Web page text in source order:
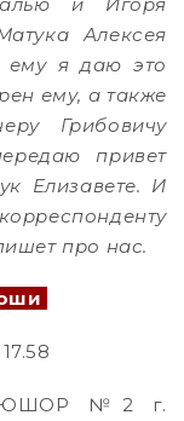
Алексея
ему я даю это
ему, а также
Грибовичу
привет
Елизавете. И
про нас.
№2 г.